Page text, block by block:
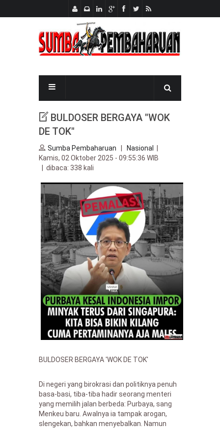
BULDOSER BERGAYA "WOK
DE TOK"
Sumba Pembaharuan Nasional
Kamis, 02 Oktober 2025 - 09:55:36 WIB
| dibaca: 338 kali
BULDOSER BERGAYA 'WOK DE TOK'
Di negeri yang birokrasi dan politiknya penuh
basa-basi, tiba-tiba hadir seorang menteri
yang memilih jalan berbeda: Purbaya, sang
Menkeu baru. Awalnya ia tampak arogan,
slengekan, bahkan menyebalkan. Namun